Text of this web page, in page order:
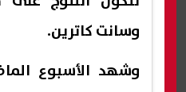
وسانت كاترين.
وشهد الأسبوع